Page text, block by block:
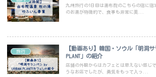
九州旅行の1日目は湯布院のこちらの宿に宿
のお湯が特徴的で、食事も非常に美...
旅行
【動画あり】韓国・ソウル「明洞
PLANT」の紹介
店舗の外観からはカフェとは思えない感じ
うなお店でしたが、勇気をもって入っ...